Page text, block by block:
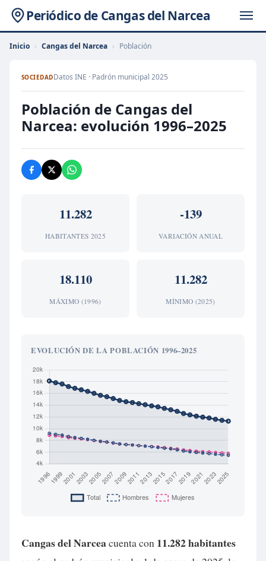
Periódico de Cangas del Narcea
Inicio › Cangas del Narcea › Población
SOCIEDADDatos INE · Padrón municipal 2025
Población de Cangas del
Narcea: evolución 1996–2025
11.282
HABITANTES 2025
-139
VARIACIÓN ANUAL
18.110
MÁXIMO (1996)
11.282
MÍNIMO (2025)
EVOLUCIÓN DE LA POBLACIÓN 1996–2025
Cangas del Narceacuenta con 11.282 habitantes